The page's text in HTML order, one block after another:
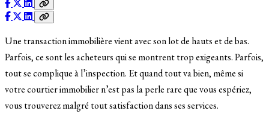
Une transaction immobilière vient avec son lot de hauts et de bas.
Parfois, ce sont les acheteurs qui se montrent trop exigeants. Parfois,
tout se complique à l’inspection. Et quand tout va bien, même si
votre courtier immobilier n’est pas la perle rare que vous espériez,
vous trouverez malgré tout satisfaction dans ses services.